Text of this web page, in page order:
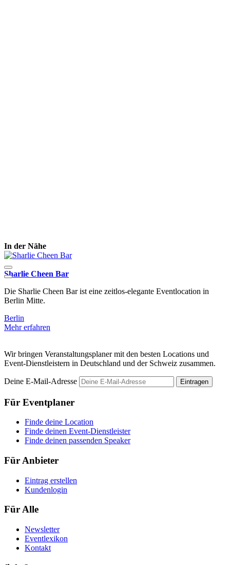
In der Nähe
Sharlie Cheen Bar
Die Sharlie Cheen Bar ist eine zeitlos-elegante Eventlocation in
Berlin Mitte.
Berlin
Mehr erfahren
Wir bringen Veranstaltungsplaner mit den besten Locations und
Event-Dienstleistern in Deutschland und der Schweiz zusammen.
Deine E-Mail-Adresse Eintragen
Für Eventplaner
Finde deine Location
Finde deinen Event-Dienstleister
Finde deinen passenden Speaker
Für Anbieter
Eintrag erstellen
Kundenlogin
Für Alle
Newsletter
Eventlexikon
Kontakt